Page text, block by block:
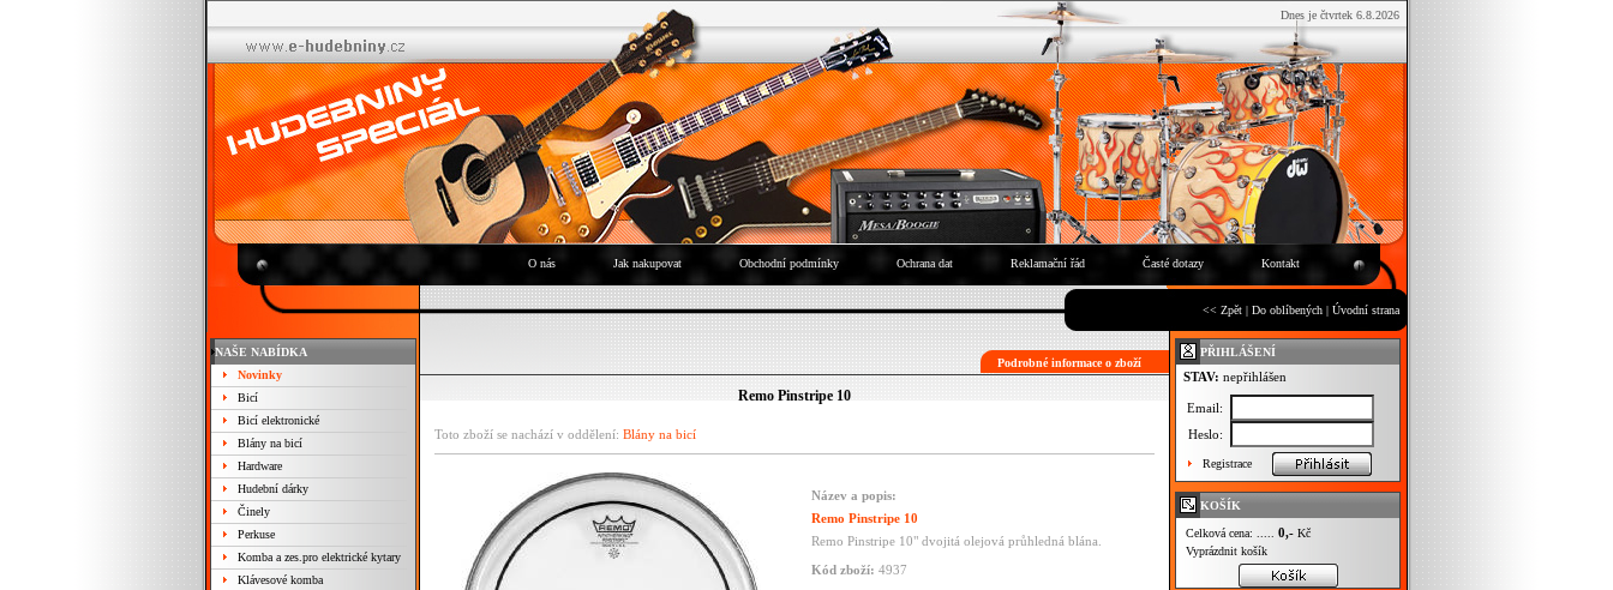
Dnes je čtvrtek 6.8.2026
O nás Jak nakupovat Obchodní podmínky Ochrana dat Reklamační řád Časté dotazy Kontakt
<< Zpět | Do oblíbených | Úvodní strana
NAŠE NABÍDKA
Novinky
Bicí
Bicí elektronické
Blány na bicí
Hardware
Hudební dárky
Činely
Perkuse
Komba a zes.pro elektrické kytary
Klávesové komba
Podrobné informace o zboží
Remo Pinstripe 10
Toto zboží se nachází v oddělení: Blány na bicí
Název a popis:
Remo Pinstripe 10
Remo Pinstripe 10" dvojitá olejová průhledná blána.
Kód zboží: 4937
PŘIHLÁŠENÍ
STAV: nepřihlášen
Email:
Heslo:
Registrace
KOŠÍK
Celková cena: ..... 0,- Kč
Vyprázdnit košík